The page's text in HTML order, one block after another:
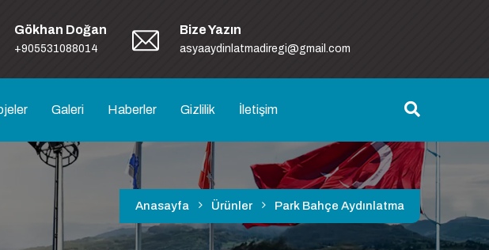
Gökhan Doğan
+905531088014
Bize Yazın
asyaaydinlatmadiregi@gmail.com
Galeri Haberler Gizlilik İletişim
Anasayfa Ürünler Park Bahçe Aydınlatma